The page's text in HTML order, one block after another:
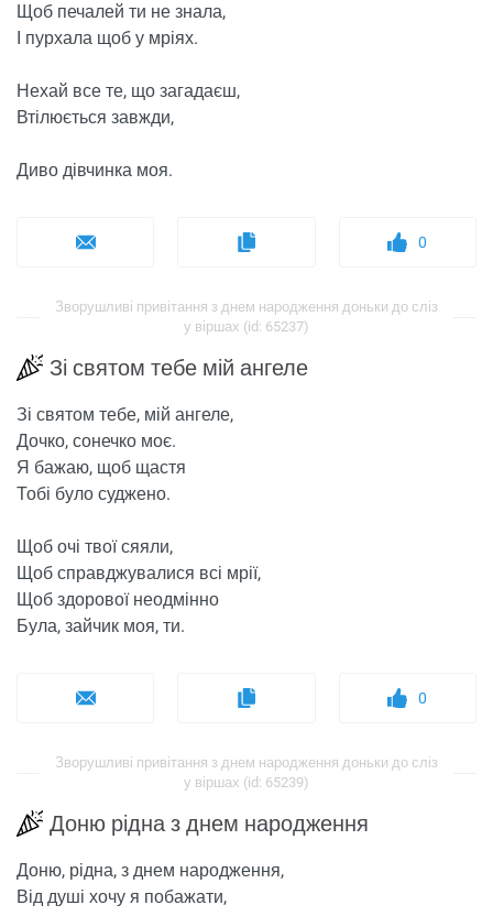
Щоб печалей ти не знала,
І пурхала щоб у мріях.
Нехай все те, що загадаєш,
Втілюється завжди,
Диво дівчинка моя.
0
Зворушливі привітання з днем ​​народження доньки до сліз
у віршах (id: 65237)
Зі святом тебе мій ангеле
Зі святом тебе, мій ангеле,
Дочко, сонечко моє.
Я бажаю, щоб щастя
Тобі було суджено.
Щоб очі твої сяяли,
Щоб справджувалися всі мрії,
Щоб здорової неодмінно
Була, зайчик моя, ти.
0
Зворушливі привітання з днем ​​народження доньки до сліз
у віршах (id: 65239)
Доню рідна з днем ​​народження
Доню, рідна, з днем ​​народження,
Від душі хочу я побажати,